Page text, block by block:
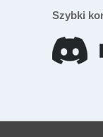
Szybki